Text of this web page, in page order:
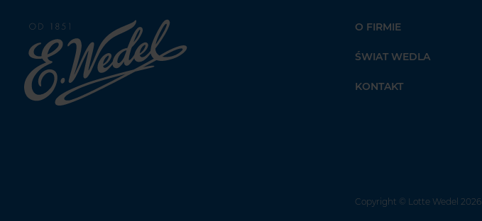
Strona
głowna
Wedel.pl
O FIRMIE
ŚWIAT WEDLA
KONTAKT
Copyright © Lotte Wedel 2026